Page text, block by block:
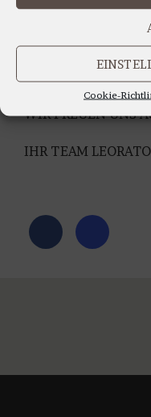
Cookie-
WIR BERATEN SIE
Montag bis Freitag
WIR FREUEN UNS
IHR TEAM LEORATO